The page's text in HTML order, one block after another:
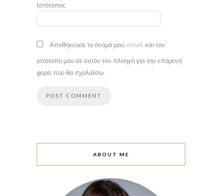
Ιστότοπος
Αποθήκευσε το όνομά μου, email, και τον
ιστότοπο μου σε αυτόν τον πλοηγό για την επόμενη
φορά που θα σχολιάσω.
ABOUT ME